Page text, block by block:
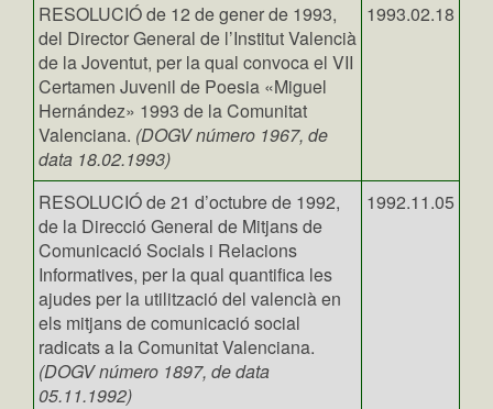
RESOLUCIÓ de 12 de gener de 1993,
del Director General de l’Institut Valencià
de la Joventut, per la qual convoca el VII
Certamen Juvenil de Poesia «Miguel
Hernández» 1993 de la Comunitat
Valenciana. (DOGV número 1967, de
data 18.02.1993)
1993.02.18
RESOLUCIÓ de 21 d’octubre de 1992,
de la Direcció General de Mitjans de
Comunicació Socials i Relacions
Informatives, per la qual quantifica les
ajudes per la utilització del valencià en
els mitjans de comunicació social
radicats a la Comunitat Valenciana.
(DOGV número 1897, de data
05.11.1992)
1992.11.05